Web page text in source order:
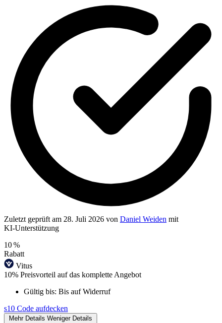
Zuletzt geprüft am 28. Juli 2026 von Daniel Weiden mit
KI‑Unterstützung
10 %
Rabatt
Vitus
10% Preisvorteil auf das komplette Angebot
Gültig bis: Bis auf Widerruf
s10 Code aufdecken
Mehr Details Weniger Details